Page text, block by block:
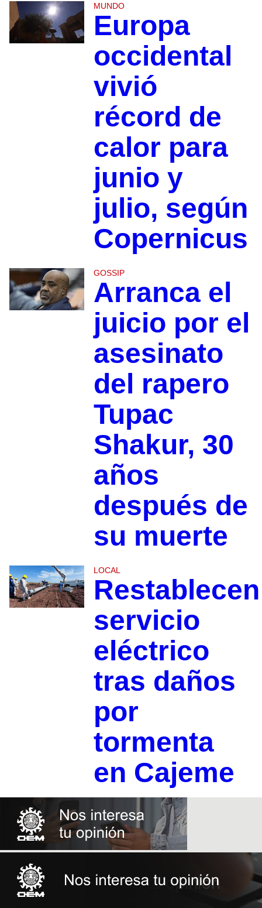
MUNDO
Europa
occidental
vivió
récord de
calor para
junio y
julio, según
Copernicus
GOSSIP
Arranca el
juicio por el
asesinato
del rapero
Tupac
Shakur, 30
años
después de
su muerte
LOCAL
Restablecen
servicio
eléctrico
tras daños
por
tormenta
en Cajeme